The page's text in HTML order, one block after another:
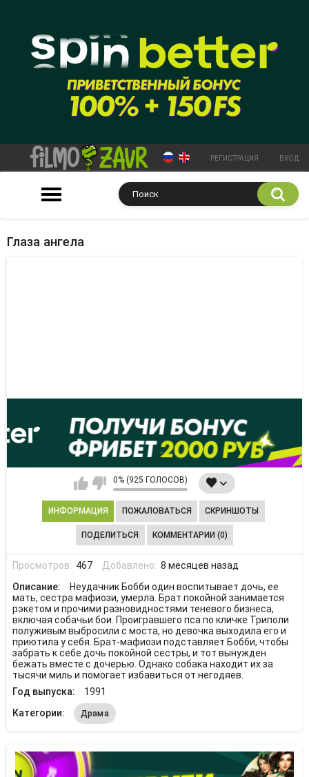
РЕГИСТРАЦИЯ ВХОД
Глаза ангела
0% (925 ГОЛОСОВ)
ИНФОРМАЦИЯ ПОЖАЛОВАТЬСЯ СКРИНШОТЫ
ПОДЕЛИТЬСЯ КОММЕНТАРИИ (0)
Просмотров: 467 Добавлено: 8 месяцев назад
Описание:
Неудачник Бобби один воспитывает дочь, ее
мать, сестра мафиози, умерла. Брат покойной занимается
рэкетом и прочими разновидностями теневого бизнеса,
включая собачьи бои. Проигравшего пса по кличке Триполи
полуживым выбросили с моста, но девочка выходила его и
приютила у себя. Брат-мафиози подставляет Бобби, чтобы
забрать к себе дочь покойной сестры, и тот вынужден
бежать вместе с дочерью. Однако собака находит их за
тысячи миль и помогает избавиться от негодяев.
Год выпуска:
1991
Категории:
Драма